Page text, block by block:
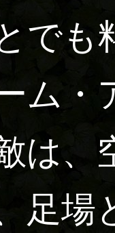
でも
ム・
は、
足場